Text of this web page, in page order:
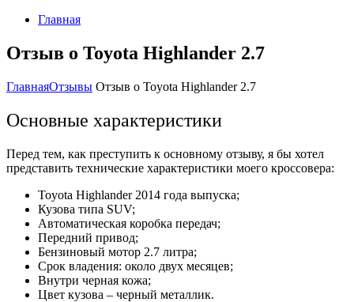
Главная
Отзыв о Toyota Highlander 2.7
ГлавнаяОтзывы Отзыв о Toyota Highlander 2.7
Основные характеристики
Перед тем, как преступить к основному отзыву, я бы хотел
представить технические характеристики моего кроссовера:
Toyota Highlander 2014 года выпуска;
Кузова типа SUV;
Автоматическая коробка передач;
Передний привод;
Бензиновый мотор 2.7 литра;
Срок владения: около двух месяцев;
Внутри черная кожа;
Цвет кузова – черный металлик.